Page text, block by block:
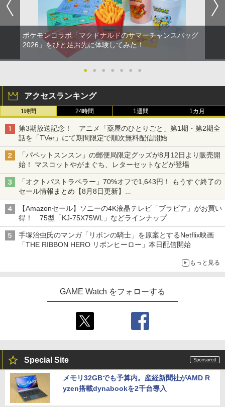
ポケモンコラボ「マクドナルドのサマーチャンスバッグ
2026」をひと足お先に体験してみた！
● ● ● ● ● ● ●
アクセスランキング
1時間 24時間 1週間 1カ月
第3期放送記念！ アニメ「薬屋のひとりごと」第1期・第2期全
話を「TVer」にて期間限定で順次無料配信開始
「パペットスンスン」の郵便局限定グッズが8月12日より販売開
始！ マスコットやがまぐち、レターセットなどが登場
「オクトパストラベラー」70%オフで1,643円！ もうすぐ終了の
セール情報まとめ【8月8日更新】
ニンテンドーeショップでは「大神 絶景版」が67%オフで990円
【Amazonセール】ソニーの4K液晶テレビ「ブラビア」がお買い
得！ 75型「KJ-75X75WL」などラインナップ
手塚治虫氏のマンガ「リボンの騎士」を原案とするNetflix映画
「THE RIBBON HERO リボンヒーロー」本日配信開始
もっと見る
GAME Watch をフォローする
Special Site
メモリ32GBでも予算内。産経新聞社がAMD R
yzen搭載dynabookを2千台導入